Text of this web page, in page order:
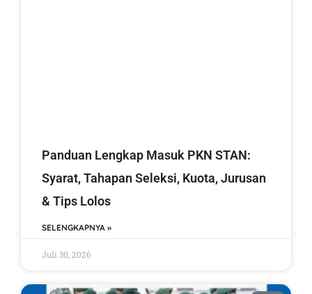
Panduan Lengkap Masuk PKN STAN:
Syarat, Tahapan Seleksi, Kuota, Jurusan
& Tips Lolos
SELENGKAPNYA »
Juli 30, 2026